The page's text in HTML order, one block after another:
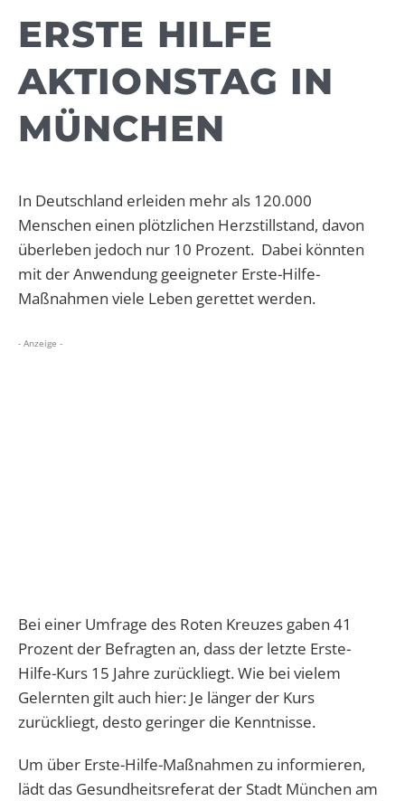
ERSTE HILFE
AKTIONSTAG IN
MÜNCHEN
In Deutschland erleiden mehr als 120.000
Menschen einen plötzlichen Herzstillstand, davon
überleben jedoch nur 10 Prozent. Dabei könnten
mit der Anwendung geeigneter Erste-Hilfe-
Maßnahmen viele Leben gerettet werden.
- Anzeige -
Bei einer Umfrage des Roten Kreuzes gaben 41
Prozent der Befragten an, dass der letzte Erste-
Hilfe-Kurs 15 Jahre zurückliegt. Wie bei vielem
Gelernten gilt auch hier: Je länger der Kurs
zurückliegt, desto geringer die Kenntnisse.
Um über Erste-Hilfe-Maßnahmen zu informieren,
lädt das Gesundheitsreferat der Stadt München am